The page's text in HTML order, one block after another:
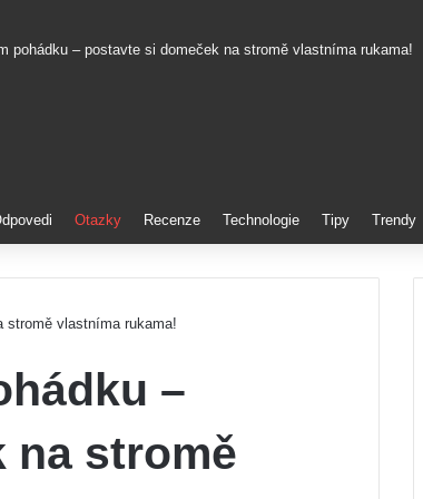
pohádku – postavte si domeček na stromě vlastníma rukama!
Otazky Recenze Technologie Tipy Trendy
stromě vlastníma rukama!
–
na stromě